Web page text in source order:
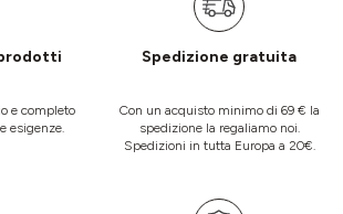
e completo
esigenze.
Spedizione gratuita
Con un acquisto minimo di 69 € la
spedizione la regaliamo noi.
Spedizioni in tutta Europa a 20€.